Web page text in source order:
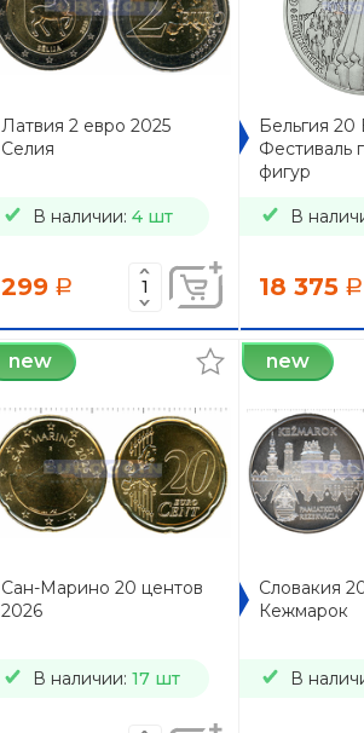
Латвия 2 евро 2025
Селия
В наличии: 4 шт
299 a
Бельгия 20
Фестиваль
фигур
В
18 375 a
new
Сан-Марино 20 центов
2026
В наличии: 17 шт
new
Словакия
Кежмарок
В